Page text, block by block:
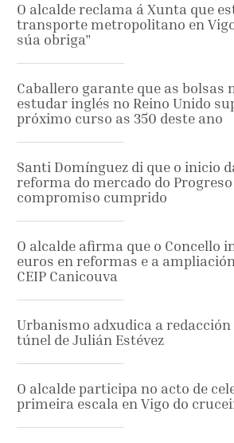
O alcalde reclama á Xunta que
transporte metropolitano en
súa obriga"
Caballero garante que as bolsas
estudar inglés no Reino Unido
próximo curso as 350 deste ano
Santi Domínguez di que o inicio
reforma do mercado do
compromiso cumprido
O alcalde afirma que o Concello
euros en reformas e a
CEIP Canicouva
Urbanismo adxudica a redacción
túnel de Julián Estévez
O alcalde participa no acto de
primeira escala en Vigo do